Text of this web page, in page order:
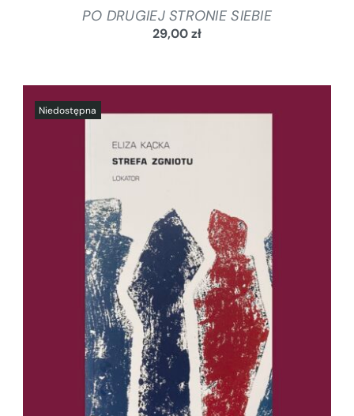
PO DRUGIEJ STRONIE SIEBIE
29,00zł
SZCZEGÓŁY